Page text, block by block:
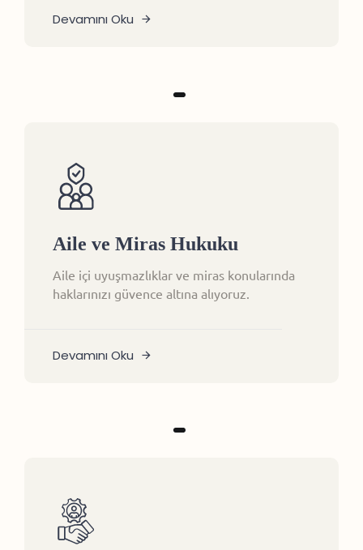
Devamını Oku
Aile ve Miras Hukuku
Aile içi uyuşmazlıklar ve miras konularında
haklarınızı güvence altına alıyoruz.
Devamını Oku